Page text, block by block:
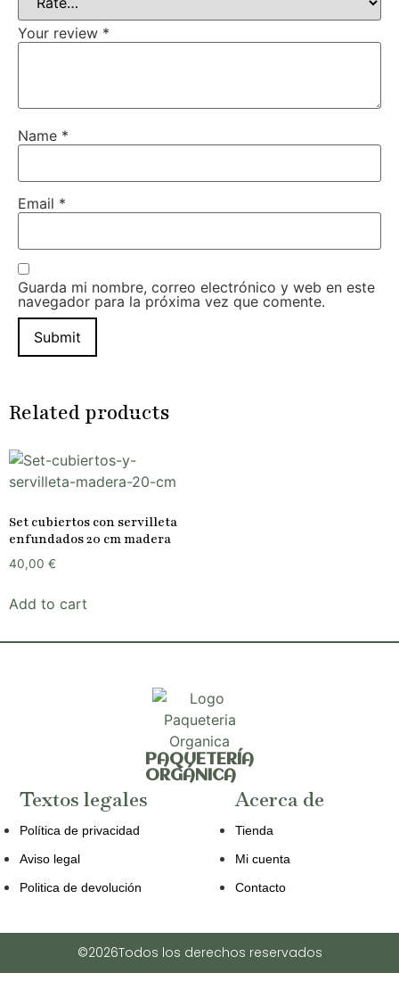
Your review *
Name *
Email *
Guarda mi nombre, correo electrónico y web en este
navegador para la próxima vez que comente.
Related products
Set cubiertos con servilleta
enfundados 20 cm madera
40,00 €
Add to cart
PAQUETERÍA
ORGÁNICA
Acerca de
Tienda
Mi cuenta
Contacto
Textos legales
Política de privacidad
Aviso legal
Politica de devolución
©2026Todos los derechos reservados